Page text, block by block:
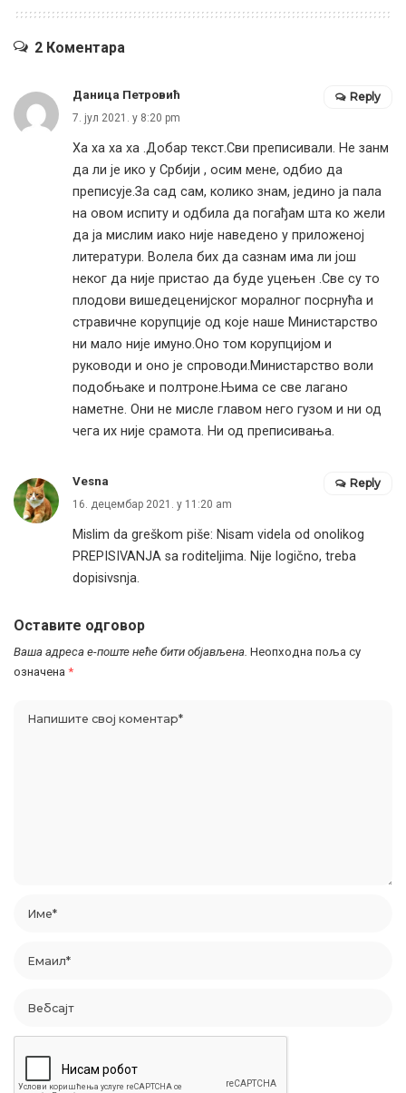
2 Коментара
Даница Петровић
7. јул 2021. у 8:20 pm
Ха ха ха ха .Добар текст.Сви преписивали. Не занм
да ли је ико у Србији , осим мене, одбио да
преписује.За сад сам, колико знам, једино ја пала
на овом испиту и одбила да погађам шта ко жели
да ја мислим иако није наведено у приложеној
литератури. Волела бих да сазнам има ли још
неког да није пристао да буде уцењен .Све су то
плодови вишедеценијског моралног посрнућа и
стравичне корупције од које наше Министарство
ни мало није имуно.Оно том корупцијом и
руководи и оно је спроводи.Министарство воли
подобњаке и полтроне.Њима се све лагано
наметне. Они не мисле главом него гузом и ни од
чега их није срамота. Ни од преписивања.
Reply
Vesna
16. децембар 2021. у 11:20 am
Mislim da greškom piše: Nisam videla od onolikog
PREPISIVANJA sa roditeljima. Nije logično, treba
dopisivsnja.
Reply
Оставите одговор
Ваша адреса е-поште неће бити објављена. Неопходна поља су
означена *